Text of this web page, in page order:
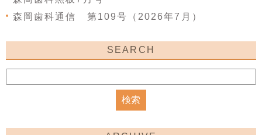
森岡歯科通信 第109号（2026年7月）
SEARCH